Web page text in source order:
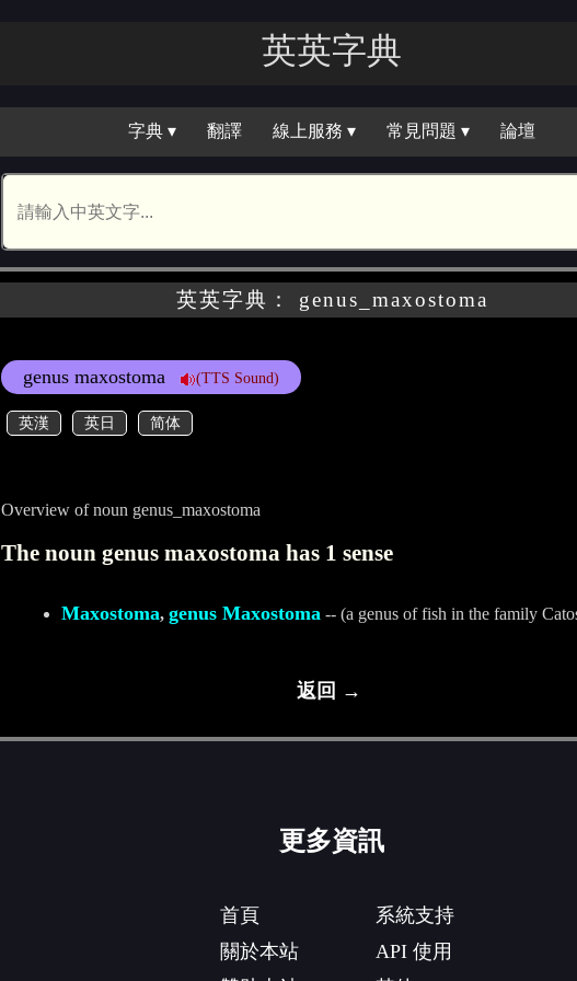
英英字典
字典 ▾ 翻譯 線上服務 ▾ 常見問題 ▾ 論壇
英英字典： genus_maxostoma
genus maxostoma (TTS Sound)
英漢 英日 简体
Overview of noun genus_maxostoma
The noun genus maxostoma has 1 sense
Maxostoma, genus Maxostoma -- (a genus of fish in the family
返回 →
更多資訊
首頁
關於本站
系統支持
API 使用